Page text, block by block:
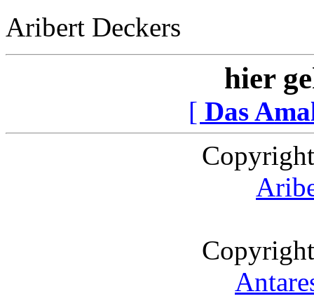
Aribert Deckers
hier
[ Das